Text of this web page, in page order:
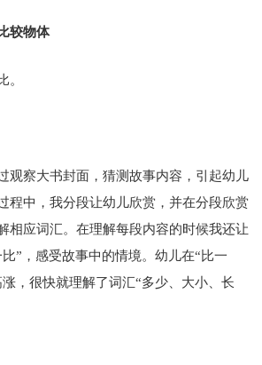
较物体
。
观察大书封面，猜测故事内容，引起幼儿
程中，我分段让幼儿欣赏，并在分段欣赏
相应词汇。在理解每段内容的时候我还让
”，感受故事中的情境。幼儿在“比一
，很快就理解了词汇“多少、大小、长